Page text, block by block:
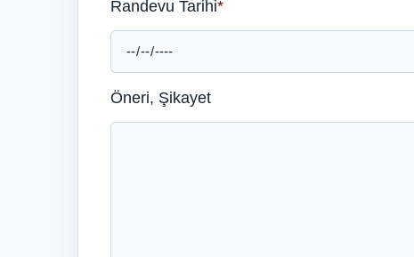
Randevu Tarihi*
Öneri, Şikayet